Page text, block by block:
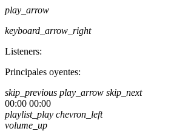
play_arrow
keyboard_arrow_right
Listeners:
Principales oyentes:
skip_previous play_arrow skip_next
00:00 00:00
playlist_play chevron_left
volume_up